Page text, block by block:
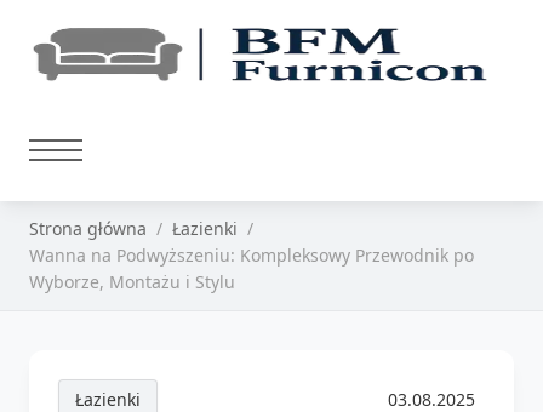
Strona główna
Łazienki
Wanna na Podwyższeniu: Kompleksowy Przewodnik po
Wyborze, Montażu i Stylu
Łazienki 03.08.2025